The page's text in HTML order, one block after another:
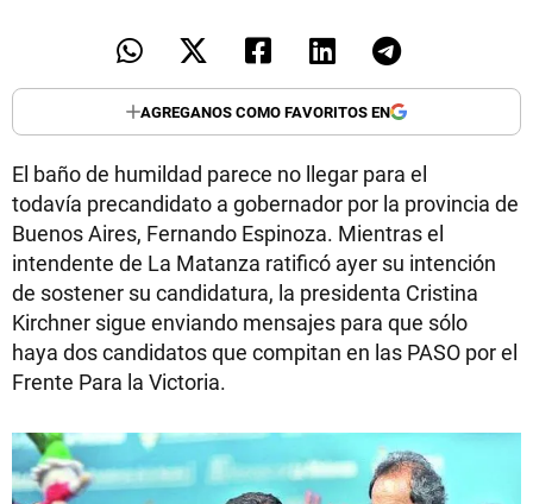
AGREGANOS COMO FAVORITOS EN
El baño de humildad parece no llegar para el
todavía precandidato a gobernador por la provincia de
Buenos Aires, Fernando Espinoza. Mientras el
intendente de La Matanza ratificó ayer su intención
de sostener su candidatura, la presidenta Cristina
Kirchner sigue enviando mensajes para que sólo
haya dos candidatos que compitan en las PASO por el
Frente Para la Victoria.